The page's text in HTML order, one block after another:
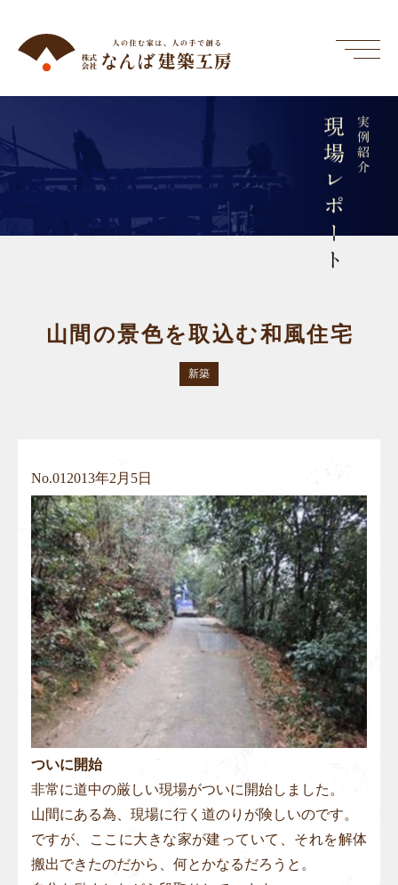
実例紹介
現場レポート
山間の景色を取込む和風住宅
新築
No.01 2013年2月5日
ついに開始
非常に道中の厳しい現場がついに開始しました。
山間にある為、現場に行く道のりが険しいのです。
ですが、ここに大きな家が建っていて、それを解体
搬出できたのだから、何とかなるだろうと。